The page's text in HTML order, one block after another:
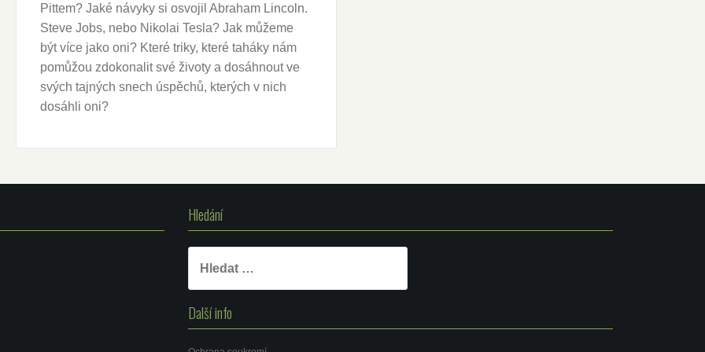
Pittem? Jaké návyky si osvojil Abraham Lincoln.
Steve Jobs, nebo Nikolai Tesla? Jak můžeme
být více jako oni? Které triky, které taháky nám
pomůžou zdokonalit své životy a dosáhnout ve
svých tajných snech úspěchů, kterých v nich
dosáhli oni?
Hledání
Další info